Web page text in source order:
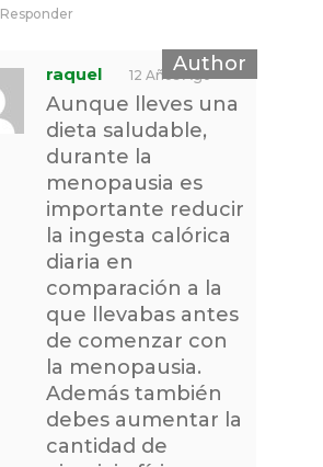
Responder
raquel 12 Años Ago
Aunque lleves una
dieta saludable,
durante la
menopausia es
importante reducir
la ingesta calórica
diaria en
comparación a la
que llevabas antes
de comenzar con
la menopausia.
Además también
debes aumentar la
cantidad de